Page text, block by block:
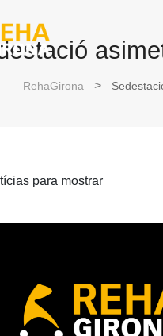
RehaGirona
para mostrar